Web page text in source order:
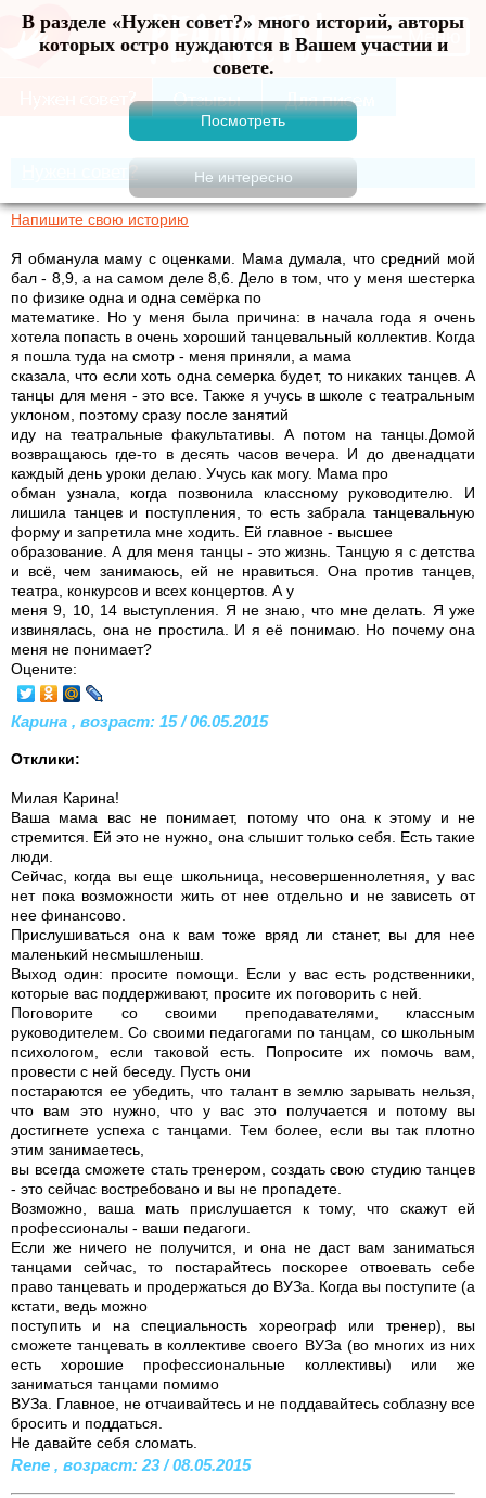
В разделе «Нужен совет?» много историй, авторы
которых остро нуждаются в Вашем участии и
совете.
Меню
Нужен совет?
Напишите свою историю
Я обманула маму с оценками. Мама думала, что средний мой
бал - 8,9, а на самом деле 8,6. Дело в том, что у меня шестерка
по физике одна и одна семёрка по
математике. Но у меня была причина: в начала года я очень
хотела попасть в очень хороший танцевальный коллектив. Когда
я пошла туда на смотр - меня приняли, а мама
сказала, что если хоть одна семерка будет, то никаких танцев. А
танцы для меня - это все. Также я учусь в школе с театральным
уклоном, поэтому сразу после занятий
иду на театральные факультативы. А потом на танцы.Домой
возвращаюсь где-то в десять часов вечера. И до двенадцати
каждый день уроки делаю. Учусь как могу. Мама про
обман узнала, когда позвонила классному руководителю. И
лишила танцев и поступления, то есть забрала танцевальную
форму и запретила мне ходить. Ей главное - высшее
образование. А для меня танцы - это жизнь. Танцую я с детства
и всё, чем занимаюсь, ей не нравиться. Она против танцев,
театра, конкурсов и всех концертов. А у
меня 9, 10, 14 выступления. Я не знаю, что мне делать. Я уже
извинялась, она не простила. И я её понимаю. Но почему она
меня не понимает?
Оцените:
Карина , возраст: 15 / 06.05.2015
Отклики:
Милая Карина!
Ваша мама вас не понимает, потому что она к этому и не
стремится. Ей это не нужно, она слышит только себя. Есть такие
люди.
Сейчас, когда вы еще школьница, несовершеннолетняя, у вас
нет пока возможности жить от нее отдельно и не зависеть от
нее финансово.
Прислушиваться она к вам тоже вряд ли станет, вы для нее
маленький несмышленыш.
Выход один: просите помощи. Если у вас есть родственники,
которые вас поддерживают, просите их поговорить с ней.
Поговорите со своими преподавателями, классным
руководителем. Со своими педагогами по танцам, со школьным
психологом, если таковой есть. Попросите их помочь вам,
провести с ней беседу. Пусть они
постараются ее убедить, что талант в землю зарывать нельзя,
что вам это нужно, что у вас это получается и потому вы
достигнете успеха с танцами. Тем более, если вы так плотно
этим занимаетесь,
вы всегда сможете стать тренером, создать свою студию танцев
- это сейчас востребовано и вы не пропадете.
Возможно, ваша мать прислушается к тому, что скажут ей
профессионалы - ваши педагоги.
Если же ничего не получится, и она не даст вам заниматься
танцами сейчас, то постарайтесь поскорее отвоевать себе
право танцевать и продержаться до ВУЗа. Когда вы поступите (а
кстати, ведь можно
поступить и на специальность хореограф или тренер), вы
сможете танцевать в коллективе своего ВУЗа (во многих из них
есть хорошие профессиональные коллективы) или же
заниматься танцами помимо
ВУЗа. Главное, не отчаивайтесь и не поддавайтесь соблазну все
бросить и поддаться.
Не давайте себя сломать.
Rene , возраст: 23 / 08.05.2015